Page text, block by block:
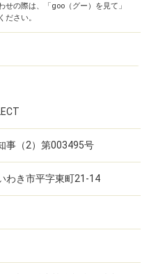
ますので、お早めにご
のお問合せ(無料)】
可能です。
い」
せの際は、「goo（グー）を見て」
ださい。
事（2）第003495号
わき市平字東町21-14